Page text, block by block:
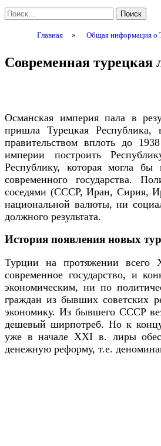
Найти:
Главная » Общая информация о
Современная турецкая
Османская империя пала в
пришла Турецкая
правительством вплоть до
империи построить
Республику, которая могла
современного государства.
соседями (СССР, Иран, Сирия,
национальной валюты, ни
должного результата.
История появления новых
Турции на протяжении всего
современное государство, и
экономическим, ни по
граждан из бывших советских
экономику. Из бывшего СССР
дешевый ширпотреб. Но к
уже в начале ХХI в. лиры
денежную реформу, т.е.